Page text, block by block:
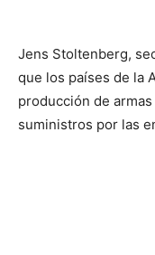
Jens Stoltenberg,
que los países de la
producción de
suministros por las